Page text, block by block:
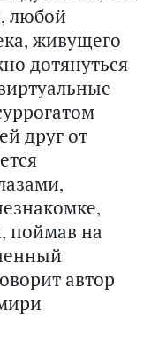
любой
живущего
дотянуться
друг от
поймав на
автор